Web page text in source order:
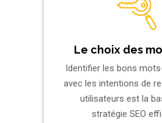
Le choix des
Identifier les bons
avec les intentions de
utilisateurs est la
stratégie SEO